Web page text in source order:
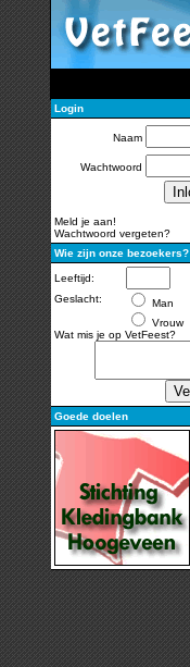
Login
Naam
Wachtwoord
Meld je aan!
Wachtwoord vergeten?
Wie zijn onze bezoekers?
Leeftijd:
Geslacht:
Man
Vrouw
Wat mis je op VetFeest?
Goede doelen